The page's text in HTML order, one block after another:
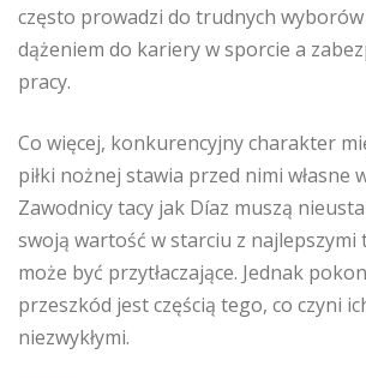
często prowadzi do trudnych
dążeniem do kariery w sporcie a
pracy.
Co więcej, konkurencyjny charakter
piłki nożnej stawia przed nimi własne
Zawodnicy tacy jak Díaz muszą
swoją wartość w starciu z najlepszymi
może być przytłaczające. Jednak
przeszkód jest częścią tego, co czyni
niezwykłymi.